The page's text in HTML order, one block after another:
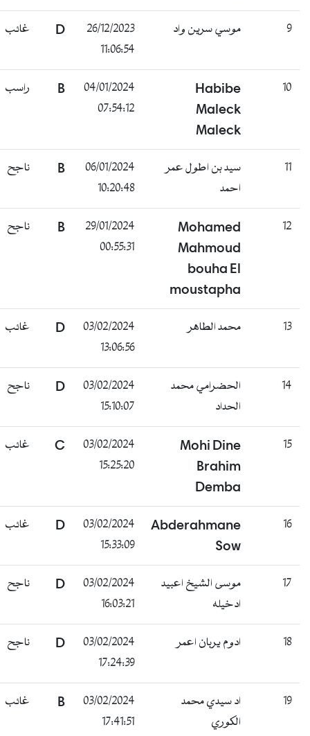
9 موسي سرين واد
26/12/2023
11:06:54
D غائب
10
Habibe
Maleck
Maleck
04/01/2024
07:54:12
B راسب
11
سيد بن اطول عمر
احمد
06/01/2024
10:20:48
B ناجح
12
Mohamed
Mahmoud
bouha El
moustapha
29/01/2024
00:55:31
B ناجح
13 محمد الطاهر
03/02/2024
13:06:56
D غائب
14
الحضرامي محمد
الحداد
03/02/2024
15:10:07
D ناجح
15
Mohi Dine
Brahim
Demba
03/02/2024
15:25:20
C غائب
16
Abderahmane
Sow
03/02/2024
15:33:09
D غائب
17
موسى الشيخ اعبيد
ادخيله
03/02/2024
16:03:21
D ناجح
18 ادوم يربان اعمر
03/02/2024
17:24:39
D ناجح
19
اد سيدي محمد
الكوري
03/02/2024
17:41:51
B غائب